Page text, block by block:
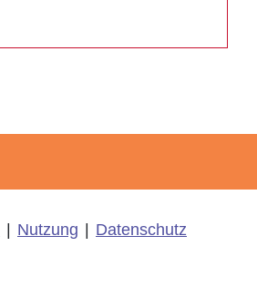
Nutzung Datenschutz